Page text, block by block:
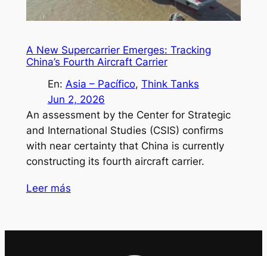
A New Supercarrier Emerges: Tracking
China’s Fourth Aircraft Carrier
En: Asia – Pacífico, Think Tanks
Jun 2, 2026
An assessment by the Center for Strategic
and International Studies (CSIS) confirms
with near certainty that China is currently
constructing its fourth aircraft carrier.
Leer más